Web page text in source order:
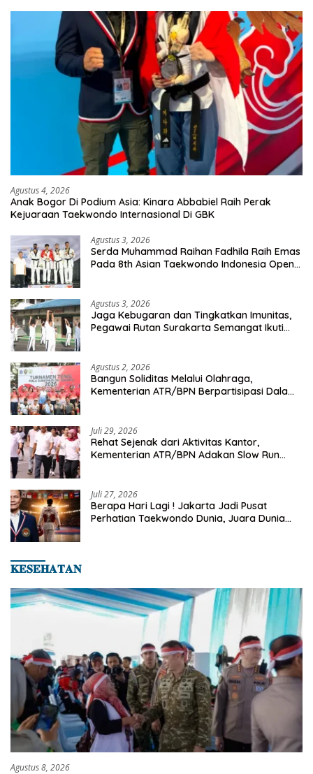
Agustus 4, 2026
Anak Bogor Di Podium Asia: Kinara Abbabiel Raih Perak
Kejuaraan Taekwondo Internasional Di GBK
Agustus 3, 2026
Serda Muhammad Raihan Fadhila Raih Emas
Pada 8th Asian Taekwondo Indonesia Open
Agustus 3, 2026
Jaga Kebugaran dan Tingkatkan Imunitas,
Pegawai Rutan Surakarta Semangat Ikuti
Agustus 2, 2026
Bangun Soliditas Melalui Olahraga,
Kementerian ATR/BPN Berpartisipasi Dalam
Juli 29, 2026
Rehat Sejenak dari Aktivitas Kantor,
Kementerian ATR/BPN Adakan Slow Run
Juli 27, 2026
Berapa Hari Lagi ! Jakarta Jadi Pusat
Perhatian Taekwondo Dunia, Juara Dunia
𝐊𝐄𝐒𝐄𝐇𝐀𝐓𝐀𝐍
Agustus 8, 2026